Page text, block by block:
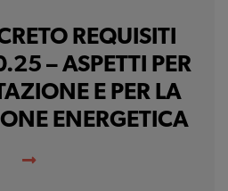
REQUISITI
– ASPETTI PER
E PER LA
ENERGETICA